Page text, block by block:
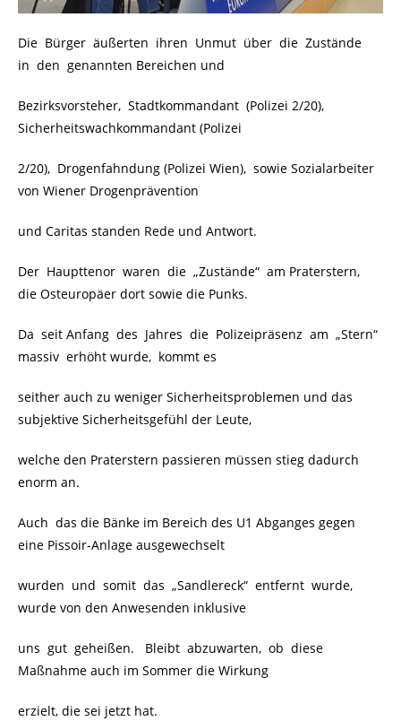
Die Bürger äußerten ihren Unmut über die Zustände
in den genannten Bereichen und
Bezirksvorsteher, Stadtkommandant (Polizei 2/20),
Sicherheitswachkommandant (Polizei
2/20), Drogenfahndung (Polizei Wien), sowie Sozialarbeiter
von Wiener Drogenprävention
und Caritas standen Rede und Antwort.
Der Haupttenor waren die „Zustände“ am Praterstern,
die Osteuropäer dort sowie die Punks.
Da seit Anfang des Jahres die Polizeipräsenz am „Stern“
massiv erhöht wurde, kommt es
seither auch zu weniger Sicherheitsproblemen und das
subjektive Sicherheitsgefühl der Leute,
welche den Praterstern passieren müssen stieg dadurch
enorm an.
Auch das die Bänke im Bereich des U1 Abganges gegen
eine Pissoir-Anlage ausgewechselt
wurden und somit das „Sandlereck“ entfernt wurde,
wurde von den Anwesenden inklusive
uns gut geheißen. Bleibt abzuwarten, ob diese
Maßnahme auch im Sommer die Wirkung
erzielt, die sei jetzt hat.